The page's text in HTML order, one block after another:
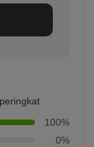
100%
0%